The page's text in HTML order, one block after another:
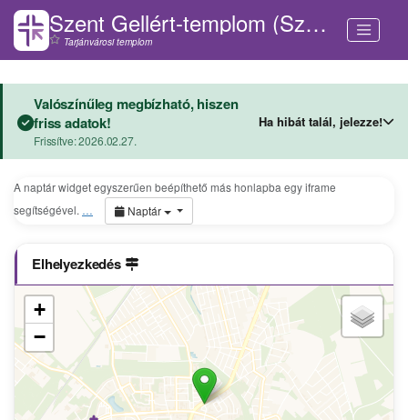
Szent Gellért-templom (Szeged)
Tarjánvárosi templom
Valószínűleg megbízható, hiszen
friss adatok!
Frissítve: 2026.02.27.
Ha hibát talál, jelezze!
A naptár widget egyszerűen beépíthető más honlapba egy iframe
segítségével. … Naptár
Elhelyezkedés
+
−